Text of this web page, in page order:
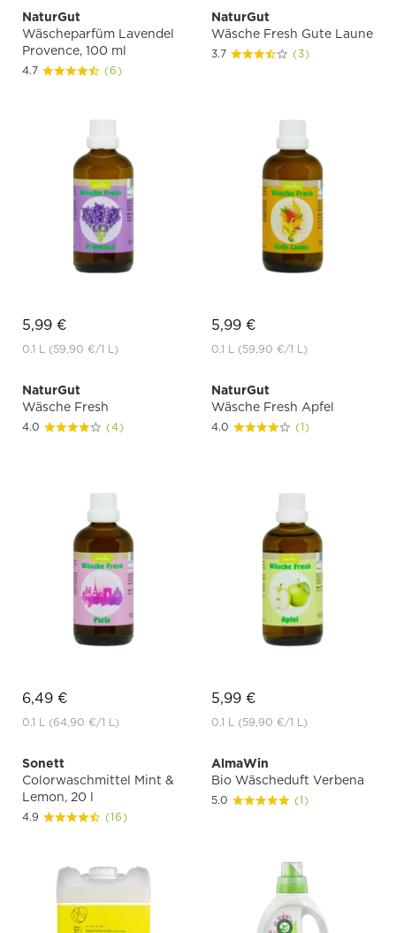
NaturGut
Wäscheparfüm Lavendel
Provence, 100 ml
4.7 (6)
5,99 €
0.1 L (59,90 €/1 L)
NaturGut
Wäsche Fresh Gute Laune
3.7 (3)
5,99 €
0.1 L (59,90 €/1 L)
NaturGut
Wäsche Fresh
4.0 (4)
6,49 €
0.1 L (64,90 €/1 L)
NaturGut
Wäsche Fresh Apfel
4.0 (1)
5,99 €
0.1 L (59,90 €/1 L)
Sonett
Colorwaschmittel Mint &
Lemon, 20 l
4.9 (16)
AlmaWin
Bio Wäscheduft Verbena
5.0 (1)